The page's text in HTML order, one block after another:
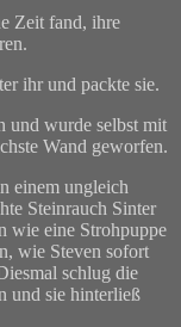
Zeit fand, ihre
ihr und packte sie.
und wurde selbst mit
Wand geworfen.
einem ungleich
Steinrauch Sinter
wie eine Strohpuppe
wie Steven sofort
schlug die
und sie hinterließ